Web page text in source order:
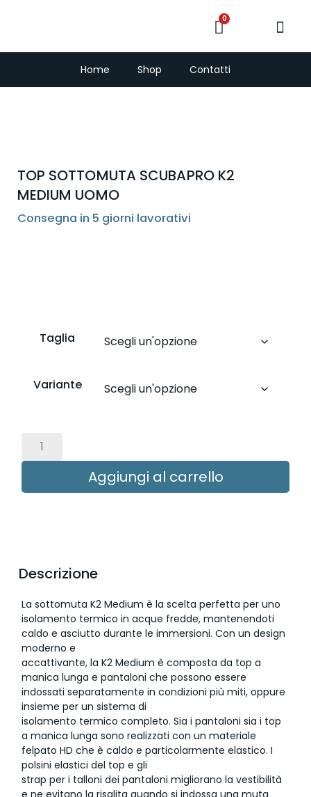
0
Home Shop Contatti
TOP SOTTOMUTA SCUBAPRO K2
MEDIUM UOMO
Consegna in 5 giorni lavorativi
Taglia
Aggiungi al carrello
Descrizione
La sottomuta K2 Medium è la scelta perfetta per uno
isolamento termico in acque fredde, mantenendoti
caldo e asciutto durante le immersioni. Con un design
moderno e
accattivante, la K2 Medium è composta da top a
manica lunga e pantaloni che possono essere
indossati separatamente in condizioni più miti, oppure
insieme per un sistema di
isolamento termico completo. Sia i pantaloni sia i top
a manica lunga sono realizzati con un materiale
felpato HD che è caldo e particolarmente elastico. I
polsini elastici del top e gli
strap per i talloni dei pantaloni migliorano la vestibilità
e ne evitano la risalita quando si indossa una muta